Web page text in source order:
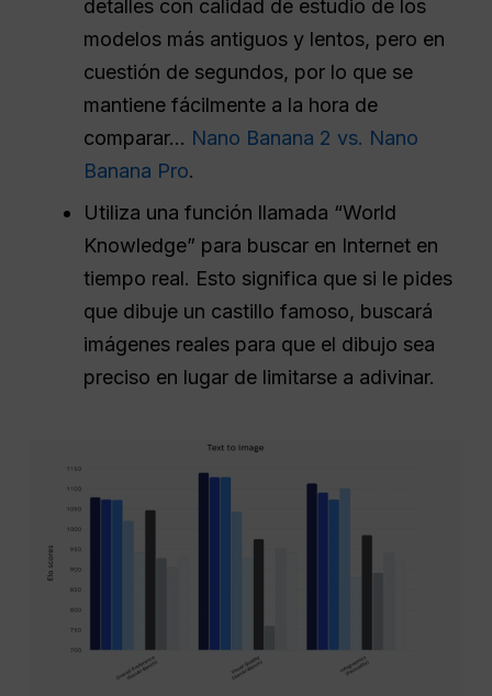
detalles con calidad de estudio de los
modelos más antiguos y lentos, pero en
cuestión de segundos, por lo que se
mantiene fácilmente a la hora de
comparar... Nano Banana 2 vs. Nano
Banana Pro.
Utiliza una función llamada “World
Knowledge” para buscar en Internet en
tiempo real. Esto significa que si le pides
que dibuje un castillo famoso, buscará
imágenes reales para que el dibujo sea
preciso en lugar de limitarse a adivinar.